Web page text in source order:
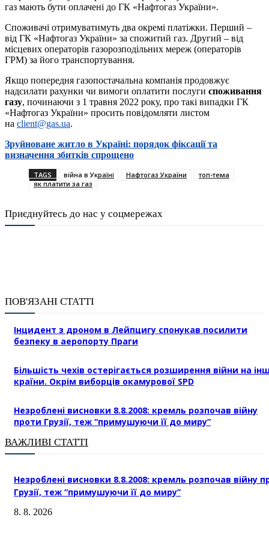
газ мають бути оплачені до ГК «Нафтогаз України».
Споживачі отримуватимуть два окремі платіжки. Перший –
від ГК «Нафтогаз України» за спожитий газ. Другий – від
місцевих операторів газорозподільних мереж (операторів
ГРМ) за його транспортування.
Якщо попередня газопостачальна компанія продовжує
надсилати рахунки чи вимоги оплатити послуги споживання
газу, починаючи з 1 травня 2022 року, про такі випадки ГК
«Нафтогаз України» просить повідомляти листом
на client@gas.ua.
Зруйноване житло в Україні: порядок фіксації та
визначення збитків спрощено
TAGS війна в Україні Нафтогаз України
топ-тема
як платити за газ
Приєднуйтесь до нас у соцмережах
ПОВ'ЯЗАНІ СТАТТІ
Інцидент з дроном в Лейпцигу спонукав посилити
безпеку в аеропорту Праги
Більшість чехів остерігається розширення війни на
країни. Окрім виборців окамурової SPD
Незроблені висновки 8.8.2008: кремль розпочав війну
проти Грузії, теж “примушуючи її до миру”
ВАЖЛИВІ СТАТТІ
Незроблені висновки 8.8.2008: кремль розпочав війну
Грузії, теж “примушуючи її до миру”
8. 8. 2026